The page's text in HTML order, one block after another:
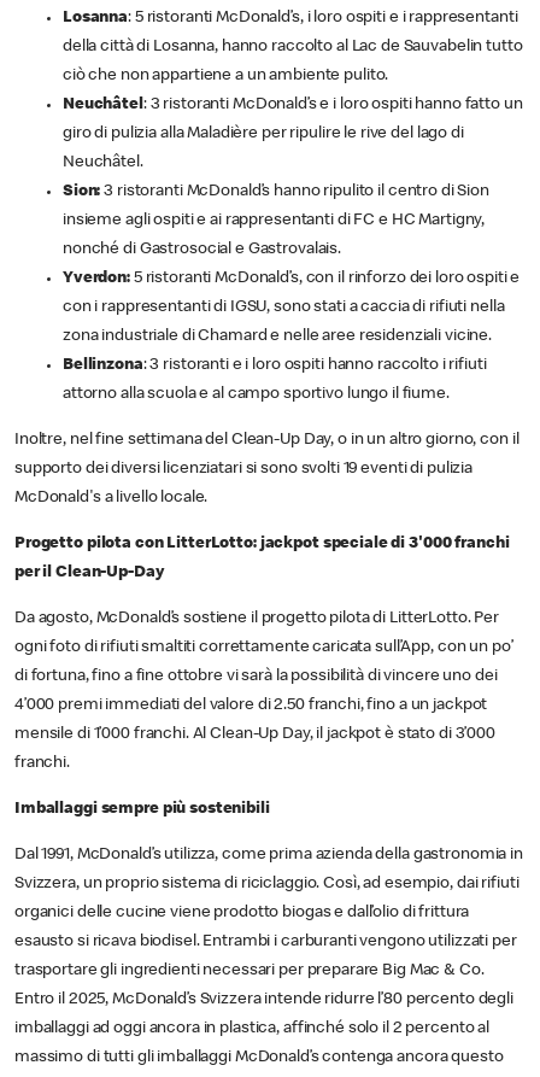
Losanna: 5 ristoranti McDonald’s, i loro ospiti e i rappresentanti
della città di Losanna, hanno raccolto al Lac de Sauvabelin tutto
ciò che non appartiene a un ambiente pulito.
Neuchâtel: 3 ristoranti McDonald’s e i loro ospiti hanno fatto un
giro di pulizia alla Maladière per ripulire le rive del lago di
Neuchâtel.
Sion:3 ristoranti McDonald’s hanno ripulito il centro di Sion
insieme agli ospiti e ai rappresentanti di FC e HC Martigny,
nonché di Gastrosocial e Gastrovalais.
Yverdon:5 ristoranti McDonald’s, con il rinforzo dei loro ospiti e
con i rappresentanti di IGSU, sono stati a caccia di rifiuti nella
zona industriale di Chamard e nelle aree residenziali vicine.
Bellinzona: 3 ristoranti e i loro ospiti hanno raccolto i rifiuti
attorno alla scuola e al campo sportivo lungo il fiume.
Inoltre, nel fine settimana del Clean-Up Day, o in un altro giorno, con il
supporto dei diversi licenziatari si sono svolti 19 eventi di pulizia
McDonald's a livello locale.
Progetto pilota con LitterLotto: jackpot speciale di 3'000 franchi
per il Clean-Up-Day
Da agosto, McDonald’s sostiene il progetto pilota di LitterLotto. Per
ogni foto di rifiuti smaltiti correttamente caricata sull’App, con un po’
di fortuna, fino a fine ottobre vi sarà la possibilità di vincere uno dei
4’000 premi immediati del valore di 2.50 franchi, fino a un jackpot
mensile di 1’000 franchi. Al Clean-Up Day, il jackpot è stato di 3’000
franchi.
Imballaggi sempre più sostenibili
Dal 1991, McDonald’s utilizza, come prima azienda della gastronomia in
Svizzera, un proprio sistema di riciclaggio. Così, ad esempio, dai rifiuti
organici delle cucine viene prodotto biogas e dall’olio di frittura
esausto si ricava biodisel. Entrambi i carburanti vengono utilizzati per
trasportare gli ingredienti necessari per preparare Big Mac & Co.
Entro il 2025, McDonald’s Svizzera intende ridurre l’80 percento degli
imballaggi ad oggi ancora in plastica, affinché solo il 2 percento al
massimo di tutti gli imballaggi McDonald’s contenga ancora questo